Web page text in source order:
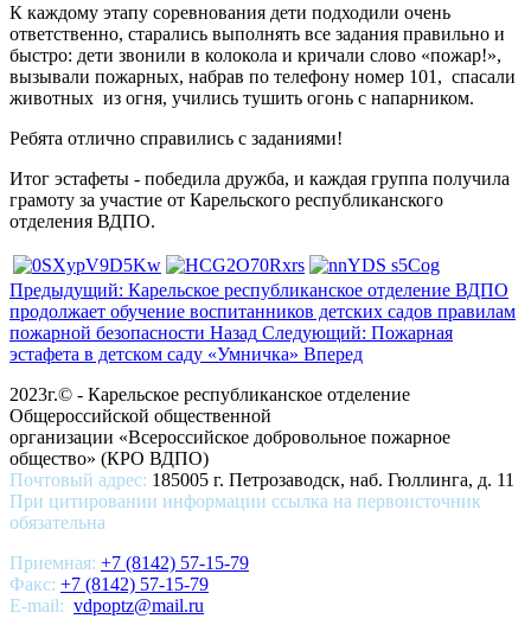
К каждому этапу соревнования дети подходили очень
ответственно, старались выполнять все задания правильно и
быстро: дети звонили в колокола и кричали слово «пожар!»,
вызывали пожарных, набрав по телефону номер 101, спасали
животных из огня, учились тушить огонь с напарником.
Ребята отлично справились с заданиями!
Итог эстафеты - победила дружба, и каждая группа получила
грамоту за участие от Карельского республиканского
отделения ВДПО.
Предыдущий: Карельское республиканское отделение ВДПО
продолжает обучение воспитанников детских садов правилам
пожарной безопасности Назад Следующий: Пожарная
эстафета в детском саду «Умничка» Вперед
2023г.© - Карельское республиканское отделение
Общероссийской общественной
организации «Всероссийское добровольное пожарное
общество» (КРО ВДПО)
Почтовый адрес: 185005 г. Петрозаводск, наб. Гюллинга, д. 11
При цитировании информации ссылка на первоисточник
обязательна
Приемная: +7 (8142) 57-15-79
Факс: +7 (8142) 57-15-79
E-mail: vdpoptz@mail.ru